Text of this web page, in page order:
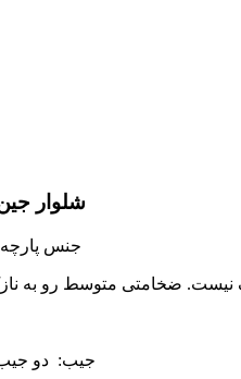
شلوار
نیست. ضخامتی متوسط رو به
√ 5 جیب: دو